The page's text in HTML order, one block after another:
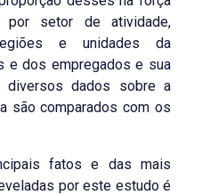
por setor de atividade,
e unidades da
e dos empregados e sua
diversos dados sobre a
são comparados com os
fatos e das mais
por este estudo é